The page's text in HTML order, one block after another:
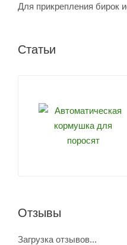
Для прикрепления бирок
Статьи
Отзывы
Загрузка отзывов...